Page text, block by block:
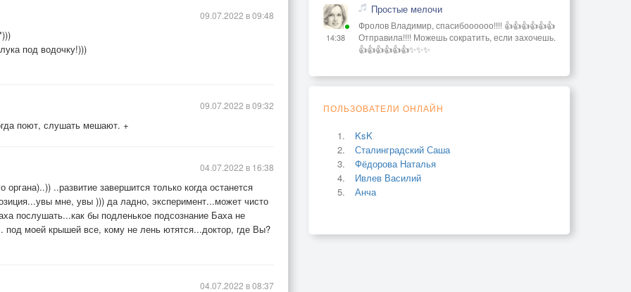
под водочку!)))
09.07.2022 в 09:48
поют, слушать мешают. +
09.07.2022 в 09:32
..развитие завершится только когда останется
мне, увы ))) да ладно, эксперимент...может чисто
послушать...как бы подленькое подсознание Баха не
моей крышей все, кому не лень ютятся...доктор, где Вы?
04.07.2022 в 16:38
04.07.2022 в 08:37
14:38
Простые мелочи
Фролов Владимир, спасибоооооо!!!! 👍👍👍👍👍👍
Отправила!!!! Можешь сократить, если захочешь.
👍👍👍👍👍👍✨✨✨
ПОЛЬЗОВАТЕЛИ ОНЛАЙН
KsK
Сталинградский Саша
Фёдорова Наталья
Ивлев Василий
Анча